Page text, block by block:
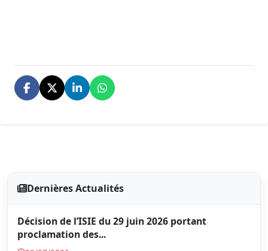
Dernières Actualités
Décision de l’ISIE du 29 juin 2026 portant
proclamation des...